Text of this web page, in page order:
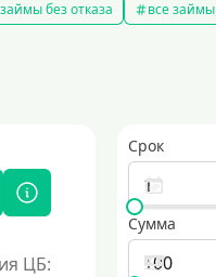
без отказа
все
Срок
Сумма
ЦБ: